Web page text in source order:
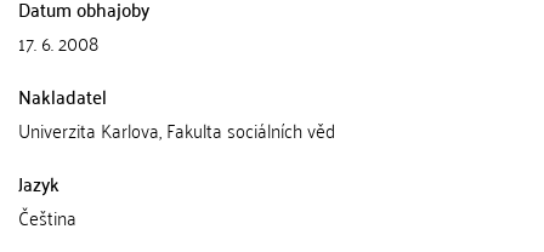
Datum obhajoby
17. 6. 2008
Nakladatel
Univerzita Karlova, Fakulta sociálních věd
Jazyk
Čeština